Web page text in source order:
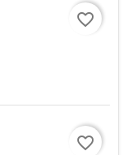
favorite_border
favorite_border